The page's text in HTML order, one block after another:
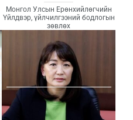
Монгол Улсын Ерөнхийлөгчийн
Үйлдвэр, үйлчилгээний бодлогын
зөвлөх